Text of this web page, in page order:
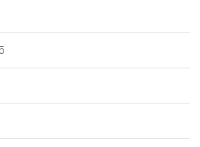
sterkste tegenstander op
goed uit de opening, maar
niet bolwerken na verlies
van de kwaliteit.
punt bijschrijven en het
stond 2-1.
borden was nog niet veel
maar bij Sjraar wel! Dus